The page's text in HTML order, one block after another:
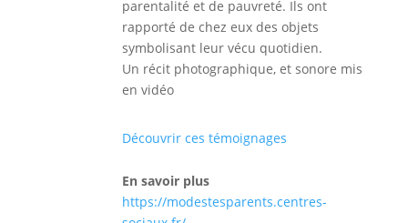
parentalité et de pauvreté. Ils ont
rapporté de chez eux des objets
symbolisant leur vécu quotidien.
Un récit photographique, et sonore mis
en vidéo
Découvrir ces témoignages
En savoir plus
https://modestesparents.centres-